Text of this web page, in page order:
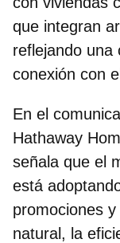
que integran
reflejando una
conexión con
En el
Hathaway
señala que el
está
promociones
natural, la